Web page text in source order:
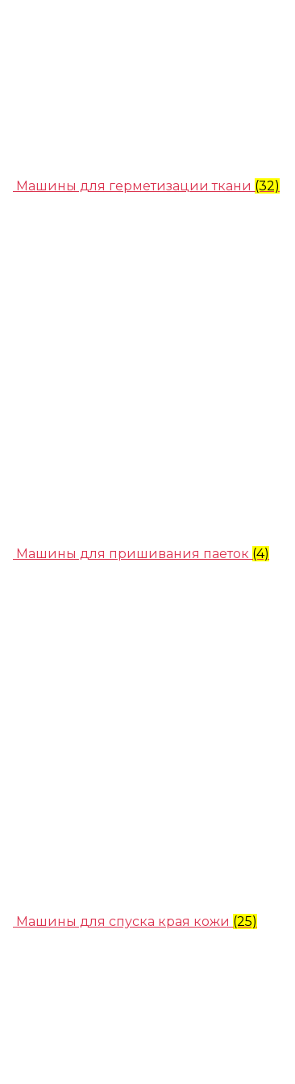
Машины для герметизации ткани (32)
Машины для пришивания паеток (4)
Машины для спуска края кожи (25)